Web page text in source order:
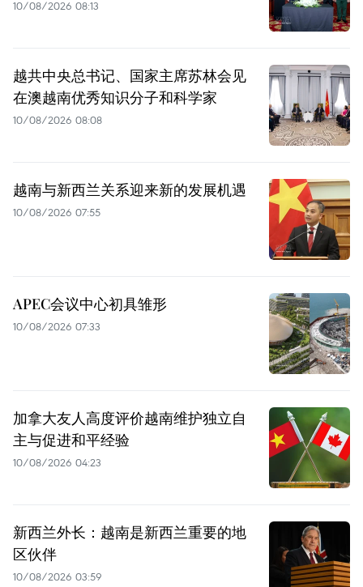
10/08/2026 08:13
越共中央总书记、国家主席苏林会见
在澳越南优秀知识分子和科学家
10/08/2026 08:08
越南与新西兰关系迎来新的发展机遇
10/08/2026 07:55
APEC会议中心初具雏形
10/08/2026 07:33
加拿大友人高度评价越南维护独立自
主与促进和平经验
10/08/2026 04:23
新西兰外长：越南是新西兰重要的地
区伙伴
10/08/2026 03:59